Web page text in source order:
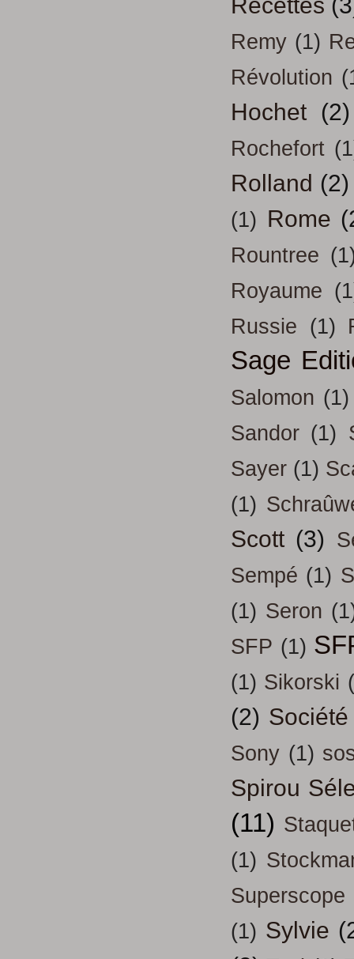
Recettes
Remy (1)
Révolution
Hochet (2)
Rochefort
Rolland (2)
(1) Rome
Rountree
Royaume
Russie (1)
Sage
Salomon (1)
Sandor (1)
Sayer (1)
(1)
Scott (3)
Sempé (1)
(1) Seron
SFP (1)
(1) Sikorski
(2) Société
Sony (1)
Spirou
(11)
(1)
Superscope
(1) Sylvie